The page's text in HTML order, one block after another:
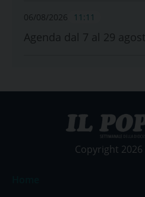
06/08/2026 11:11
Agenda dal 7 al 29
Copyright